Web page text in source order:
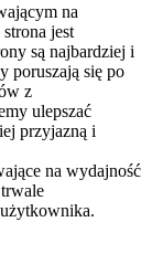
na
jest
są najbardziej i
poruszają się po
z
ulepszać
przyjazną i
na wydajność